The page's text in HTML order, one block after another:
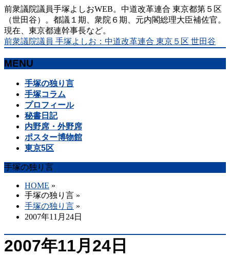
前衆議院議員手塚よしおWEB。中道改革連合 東京都第５区
（世田谷）。都議１期、衆院６期、元内閣総理大臣補佐官。
現在、東京都連幹事長など。
前衆議院議員 手塚よしお：中道改革連合 東京５区 世田谷
MENU
手塚の独り言
手塚コラム
プロフィール
秘書日記
内野席・外野席
ポスター博物館
東京5区
手塚の独り言
HOME »
手塚の独り言 »
手塚の独り言 »
2007年11月24日
2007年11月24日